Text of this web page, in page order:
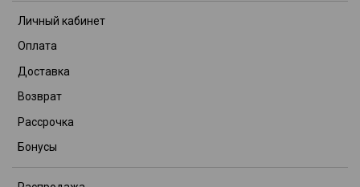
Личный кабинет
Оплата
Доставка
Возврат
Рассрочка
Бонусы